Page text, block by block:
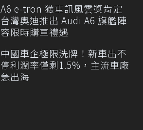
A6 e-tron 獲車訊風雲獎肯定
台灣奧迪推出 Audi A6 旗艦陣
容限時購車禮遇
中國車企極限洗牌！新車出不
停利潤率僅剩1.5%，主流車廠
急出海